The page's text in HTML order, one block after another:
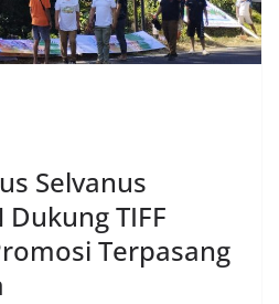
Selvanus
Dukung TIFF
Terpasang